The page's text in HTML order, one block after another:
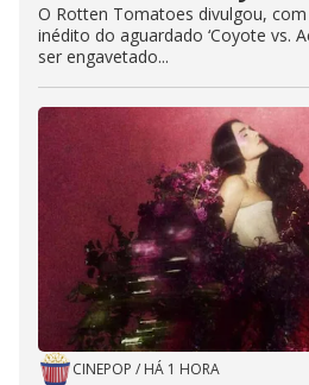
O Rotten Tomatoes divulgou,
inédito do aguardado ‘Coyote vs.
ser engavetado...
CINEPOP / HÁ 1 HORA